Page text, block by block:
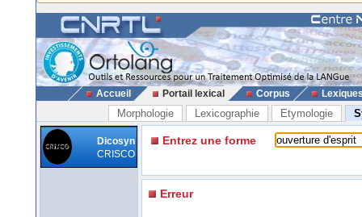
Accueil Portail lexical Corpus
Morphologie Lexicographie Etymologie
Dicosyn
CRISCO
Entrez une forme
Erreur